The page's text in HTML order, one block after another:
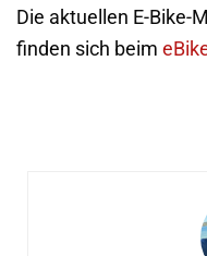
Die aktuellen E-Bike-
finden sich beim